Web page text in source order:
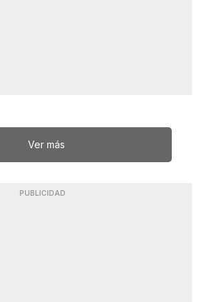
Ver más
PUBLICIDAD